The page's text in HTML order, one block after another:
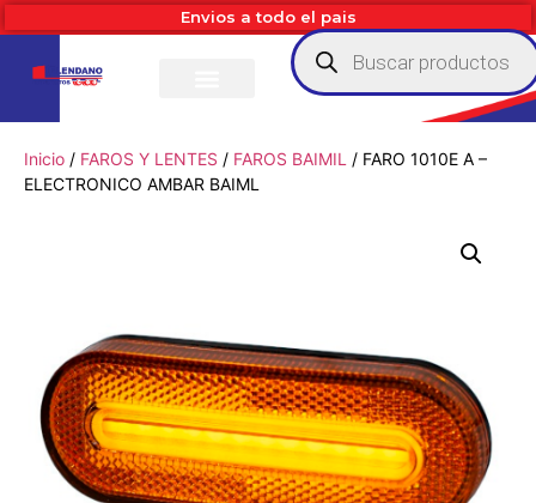
Envios a todo el pais
Inicio / FAROS Y LENTES / FAROS BAIMIL / FARO 1010E A –
ELECTRONICO AMBAR BAIML